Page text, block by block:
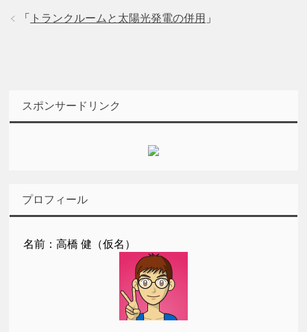
「 トランクルームと太陽光発電の併用 」
スポンサードリンク
プロフィール
名前：高橋 健（仮名）